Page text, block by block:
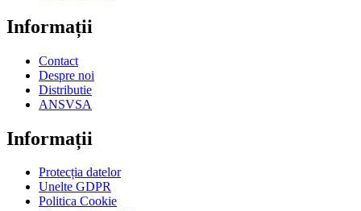
Informații
Contact
Despre noi
Distributie
ANSVSA
Informații
Protecția datelor
Unelte GDPR
Politica Cookie